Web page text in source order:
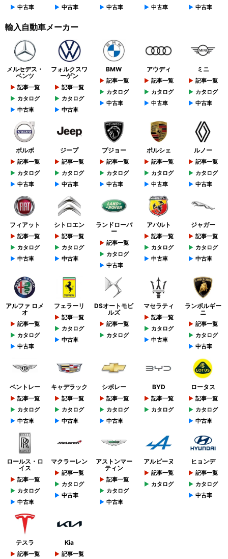
中古車
中古車
中古車
中古車
中古車
輸入自動車メーカー
メルセデス・
ベンツ
記事一覧
カタログ
中古車
フォルクスワ
ーゲン
記事一覧
カタログ
中古車
BMW
記事一覧
カタログ
中古車
アウディ
記事一覧
カタログ
中古車
ミニ
記事一覧
カタログ
中古車
ボルボ
記事一覧
カタログ
中古車
ジープ
記事一覧
カタログ
中古車
プジョー
記事一覧
カタログ
中古車
ポルシェ
記事一覧
カタログ
中古車
ルノー
記事一覧
カタログ
中古車
フィアット
記事一覧
カタログ
中古車
シトロエン
記事一覧
カタログ
中古車
ランドローバ
ー
記事一覧
カタログ
中古車
アバルト
記事一覧
カタログ
中古車
ジャガー
記事一覧
カタログ
中古車
アルファ ロメ
オ
記事一覧
カタログ
中古車
フェラーリ
記事一覧
カタログ
中古車
DSオートモビ
ルズ
記事一覧
カタログ
マセラティ
記事一覧
カタログ
中古車
ランボルギー
ニ
記事一覧
カタログ
中古車
ベントレー
記事一覧
カタログ
中古車
キャデラック
記事一覧
カタログ
中古車
シボレー
記事一覧
カタログ
中古車
BYD
記事一覧
カタログ
ロータス
記事一覧
カタログ
中古車
ロールス・ロ
イス
記事一覧
カタログ
中古車
マクラーレン
記事一覧
カタログ
中古車
アストンマー
ティン
記事一覧
カタログ
中古車
アルピーヌ
記事一覧
カタログ
ヒョンデ
記事一覧
カタログ
中古車
テスラ
記事一覧
Kia
記事一覧